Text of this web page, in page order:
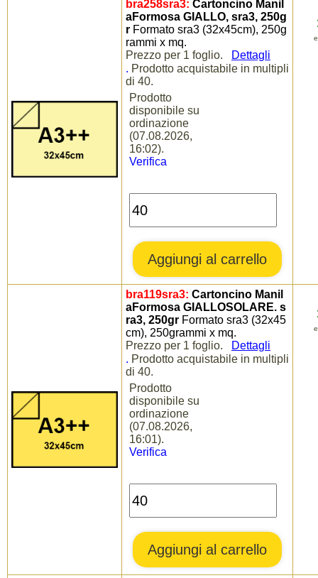
bra258sra3: Cartoncino Manil
aFormosa GIALLO, sra3, 250g
r Formato sra3 (32x45cm), 250g
rammi x mq.
Prezzo per 1 foglio.
Dettagli
. Prodotto acquistabile in multipli
di 40.
Prodotto
disponibile su
ordinazione
(07.08.2026,
16:02).
Verifica
bra119sra3: Cartoncino Manil
aFormosa GIALLOSOLARE. s
ra3, 250gr Formato sra3 (32x45
cm), 250grammi x mq.
Prezzo per 1 foglio.
Dettagli
. Prodotto acquistabile in multipli
di 40.
Prodotto
disponibile su
ordinazione
(07.08.2026,
16:01).
Verifica